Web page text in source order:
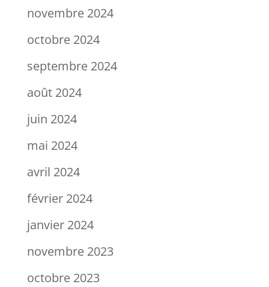
novembre 2024
octobre 2024
septembre 2024
août 2024
juin 2024
mai 2024
avril 2024
février 2024
janvier 2024
novembre 2023
octobre 2023